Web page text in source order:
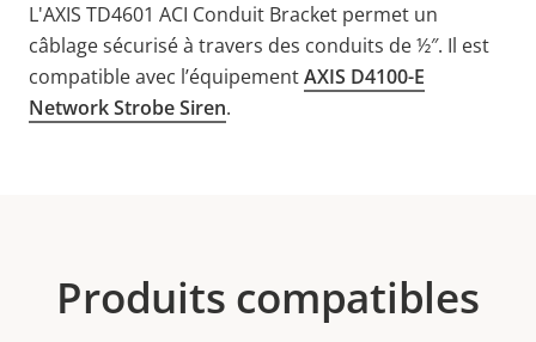
L'AXIS TD4601 ACI Conduit Bracket permet un
câblage sécurisé à travers des conduits de ½″. Il est
compatible avec l’équipementAXIS D4100-E
Network Strobe Siren.
Produits compatibles